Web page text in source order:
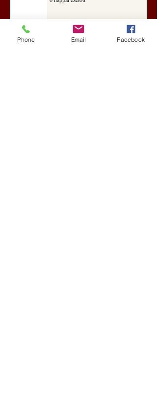
A Rothschildok és a Pentagon
Phone Email Facebook